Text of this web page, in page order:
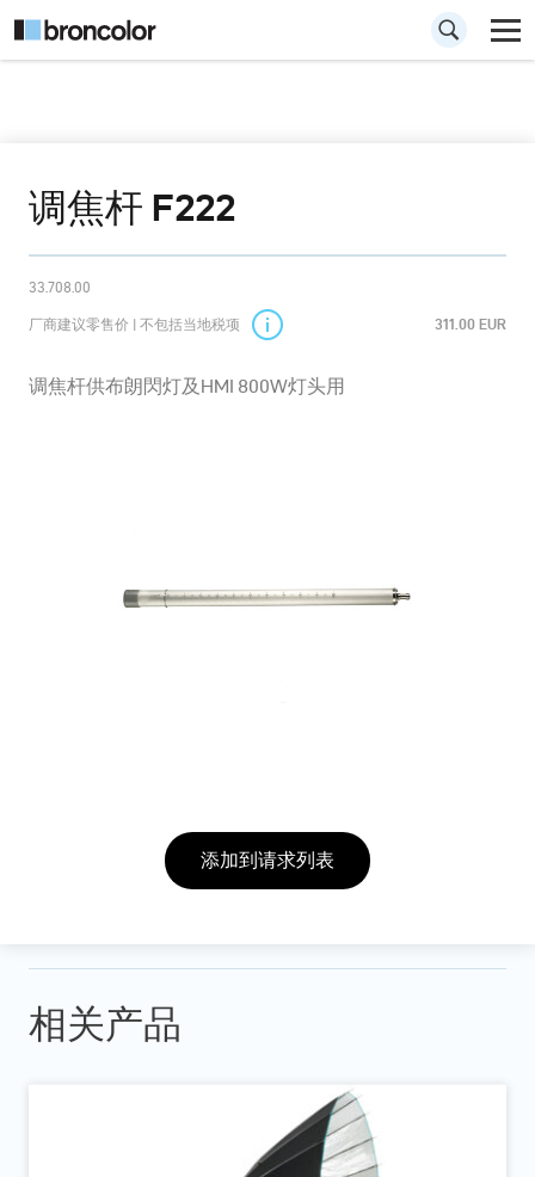
调焦杆 F222
33.708.00
厂商建议零售价 | 不包括当地税项 311.00 EUR
调焦杆供布朗閃灯及HMI 800W灯头用
添加到请求列表
相关产品